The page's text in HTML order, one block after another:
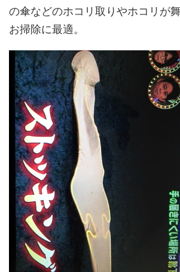
の傘などのホコリ取りやホコリが
お掃除に最適。